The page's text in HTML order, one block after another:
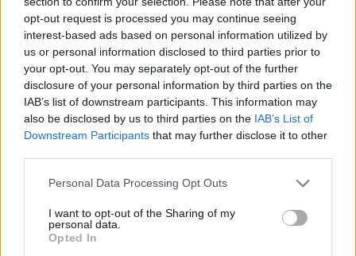
opt-out request is processed you may continue seeing
interest-based ads based on personal information utilized by
us or personal information disclosed to third parties prior to
your opt-out. You may separately opt-out of the further
disclosure of your personal information by third parties on the
IAB’s list of downstream participants. This information may
also be disclosed by us to third parties on the IAB’s List of
Downstream Participants that may further disclose it to other
Personal Data Processing Opt Outs
I want to opt-out of the Sharing of my
personal data.
Opted In
natação Cidade de
Cantanhede organizado
pela secção de natação da
sociedade Columbófila
celebrou aidentidade e a
união serrana
ARTIGOS RELACIONADOSMAIS DO AUTOR